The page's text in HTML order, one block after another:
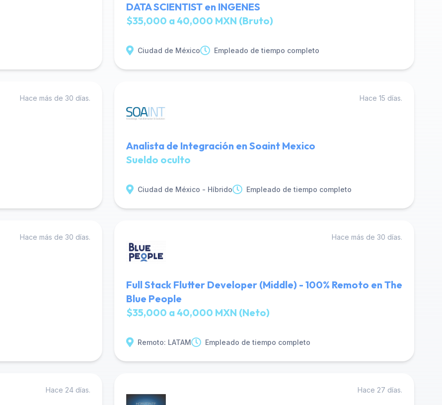
DATA SCIENTIST en INGENES
$35,000 a 40,000 MXN (Bruto)
Ciudad de México Empleado de tiempo completo
Hace más de 30 días. Hace 15 días.
Analista de Integración en Soaint Mexico
Sueldo oculto
Ciudad de México - Híbrido Empleado de tiempo completo
Hace más de 30 días. Hace más de 30 días.
Full Stack Flutter Developer (Middle) - 100% Remoto en The
Blue People
$35,000 a 40,000 MXN (Neto)
Remoto: LATAM Empleado de tiempo completo
Hace 24 días. Hace 27 días.